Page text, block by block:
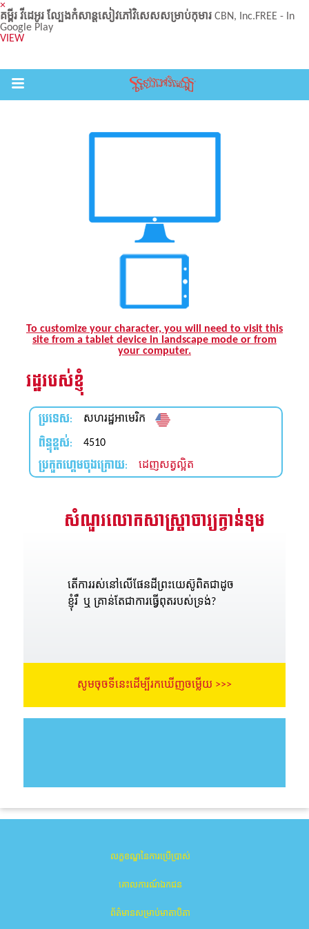
×
គម្ពីរ វីដេអូរ ល្បែងកំសាន្តសៀវភៅវិសេសសម្រាប់កុមារ CBN, Inc.FREE - In
Google Play
VIEW
Return to Content
ះគម្ពីរសៀវភៅវិសេសឥតគិតថ្លៃ
To customize your character, you will need to visit this
site from a tablet device in landscape mode or from
your computer.
រដ្ឋរបស់ខ្ញុំ
ប្រទេស: សហរដ្ឋអាមេរិក
ពិន្ទុខ្ពស់: 4510
ប្រកួតហ្គេមចុងក្រោយ: ដេញសត្វល្អិត
សំណួរលោកសាស្រ្តាចារ្យក្វាន់ទុម
តើការរស់នៅលើផែនដីព្រះយេស៊ូពិតជាដូច
ខ្ញុំរឺ ឬ គ្រាន់តែជាការធ្វើពុតរបស់ទ្រង់?
សូមចុចទីនេះដើម្បីរកឃើញចម្លើយ >>>
លក្ខខណ្ឌនៃការប្រើប្រាស់
គោលការណ៍ឯកជន
ព័ត៌មានសម្រាប់មាតាបិតា